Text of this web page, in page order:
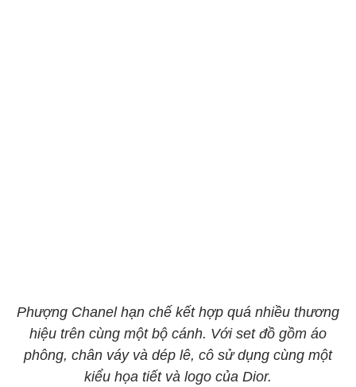
Phượng Chanel hạn chế kết hợp quá nhiều thương
hiệu trên cùng một bộ cánh. Với set đồ gồm áo
phông, chân váy và dép lê, cô sử dụng cùng một
kiểu họa tiết và logo của Dior.